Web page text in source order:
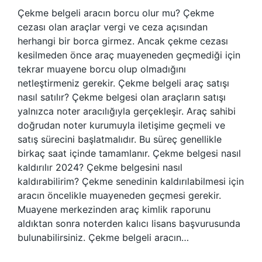
Çekme belgeli aracın borcu olur mu? Çekme
cezası olan araçlar vergi ve ceza açısından
herhangi bir borca ​​girmez. Ancak çekme cezası
kesilmeden önce araç muayeneden geçmediği için
tekrar muayene borcu olup olmadığını
netleştirmeniz gerekir. Çekme belgeli araç satışı
nasıl satılır? Çekme belgesi olan araçların satışı
yalnızca noter aracılığıyla gerçekleşir. Araç sahibi
doğrudan noter kurumuyla iletişime geçmeli ve
satış sürecini başlatmalıdır. Bu süreç genellikle
birkaç saat içinde tamamlanır. Çekme belgesi nasıl
kaldırılır 2024? Çekme belgesini nasıl
kaldırabilirim? Çekme senedinin kaldırılabilmesi için
aracın öncelikle muayeneden geçmesi gerekir.
Muayene merkezinden araç kimlik raporunu
aldıktan sonra noterden kalıcı lisans başvurusunda
bulunabilirsiniz. Çekme belgeli aracın…